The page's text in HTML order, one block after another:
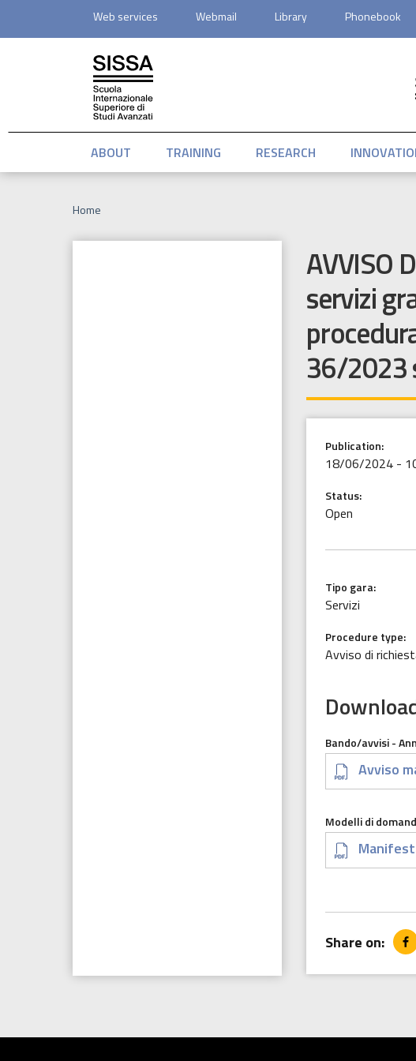
Skip to main content
Skip to footer contentService menu
Web services Webmail Library Phonebook
ABOUT TRAINING RESEARCH
Home
AVVISO
servizi
36/2023
Publication:
18/06/2024 -
Status:
Open
Tipo gara
Servizi
Procedure type
Avviso di
Bando/avvisi -
Document
Avviso
Modelli di
Document